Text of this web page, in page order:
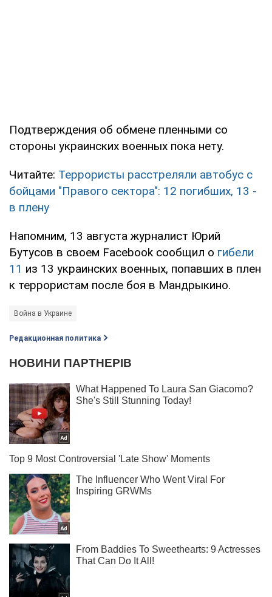
Подтверждения об обмене пленными со
стороны украинских военных пока нету.
Читайте: Террористы расстреляли автобус с
бойцами "Правого сектора": 12 погибших, 13 -
в плену
Напомним, 13 августа журналист Юрий
Бутусов в своем Facebook сообщил о гибели
11 из 13 украинских военных, попавших в плен
к террористам после боя в Мандрыкино.
Война в Украине
Редакционная политика